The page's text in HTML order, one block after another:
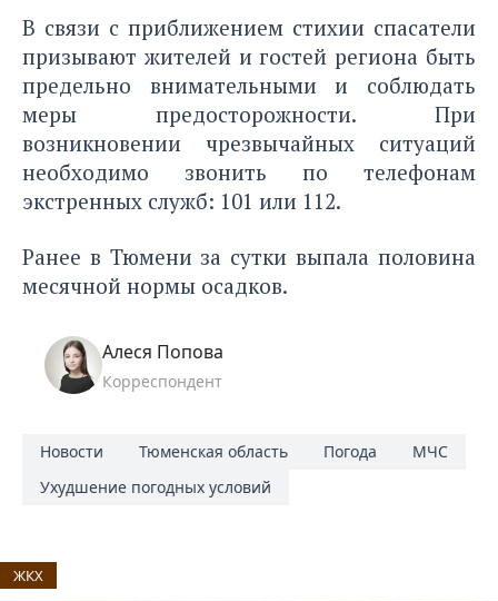
В связи с приближением стихии спасатели
призывают жителей и гостей региона быть
предельно внимательными и соблюдать
меры предосторожности. При
возникновении чрезвычайных ситуаций
необходимо звонить по телефонам
экстренных служб: 101 или 112.
Ранее в Тюмени за суткивыпала половина
месячной нормы осадков.
Алеся Попова
Корреспондент
Новости Тюменская область Погода
МЧС
Ухудшение погодных условий
ЖКХ